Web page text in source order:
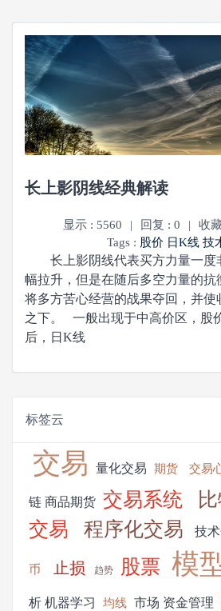
长上影阴线经典解读
显示 : 5560 | 回复 : 0 | 收
Tags : 股价 日K线 技
长上影阴线代表买方力量一度
幅拉升，但是在随后多空力量的抗
将多方苦心经营的战果夺回，并使
之下。 一般出现于中高价区，股
后，日K线
标签云
交易 量化交易 期货 交易
链 商品期货 交易系统
交易
程序化交易 技
币 止损 趋势 股票 模
析 机器学习 均线 市场 资金管理